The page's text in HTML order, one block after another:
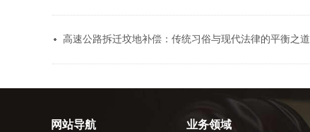
高速公路拆迁坟地补偿：传统习俗与现代法律的平衡之道
网站导航 业务领域